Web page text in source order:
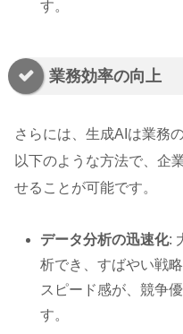
す。
業務効率の向上
さらには、生成AIは業務
以下のような方法で、企
せることが可能です。
データ分析の迅速化:
析でき、すばやい戦
スピード感が、競争
す。